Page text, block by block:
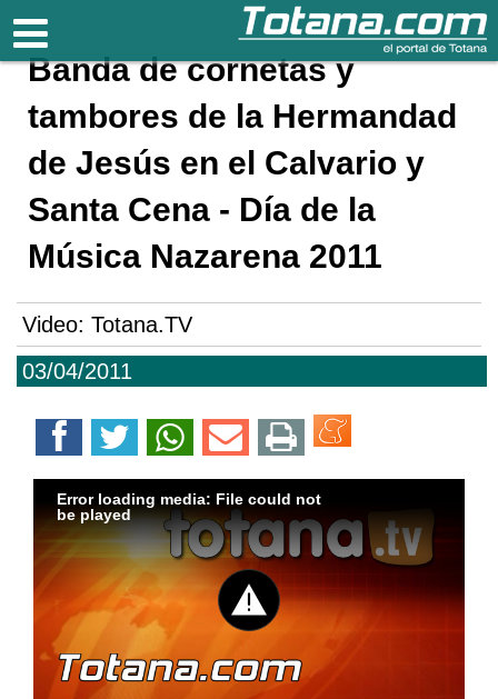
Totana.com
03/04/2011
Banda de cornetas y
tambores de la Hermandad
de Jesús en el Calvario y
Santa Cena - Día de la
Música Nazarena 2011
Video: Totana.TV
Error loading media: File could not
be played